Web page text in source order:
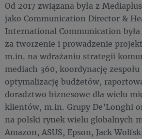
Od 2017 związana była z
jako Communication Director &
International Communication
za tworzenie i prowadzenie
m.in. na wdrażaniu strategii
mediach 360, koordynację
optymalizację budżetów,
doradztwo biznesowe dla wielu
klientów, m.in. Grupy De’Longhi
na polski rynek wielu globalnych
Amazon, ASUS, Epson, Jack